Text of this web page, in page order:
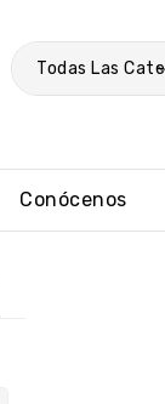
Todas Las
Conócenos